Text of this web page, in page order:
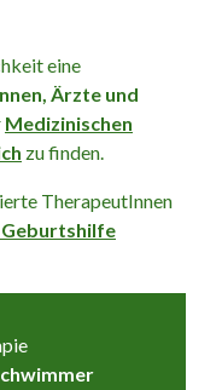
eine
Ärzte und
Medizinischen
zu finden.
TherapeutInnen
Geburtshilfe